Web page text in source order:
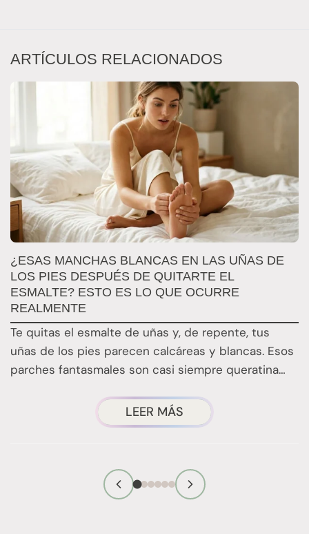
ARTÍCULOS RELACIONADOS
¿ESAS MANCHAS BLANCAS EN LAS UÑAS DE
LOS PIES DESPUÉS DE QUITARTE EL
ESMALTE? ESTO ES LO QUE OCURRE
REALMENTE
Te quitas el esmalte de uñas y, de repente, tus
uñas de los pies parecen calcáreas y blancas. Esos
parches fantasmales son casi siempre queratina…
LEER MÁS
HAS
EN
ESAS